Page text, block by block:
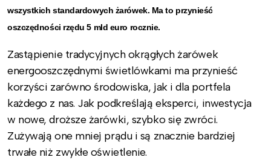
wszystkich standardowych żarówek. Ma to przynieść
oszczędności rzędu 5 mld euro rocznie.
Zastąpienie tradycyjnych okrągłych żarówek
energooszczędnymi świetlówkami ma przynieść
korzyści zarówno środowiska, jak i dla portfela
każdego z nas. Jak podkreślają eksperci, inwestycja
w nowe, droższe żarówki, szybko się zwróci.
Zużywają one mniej prądu i są znacznie bardziej
trwałe niż zwykłe oświetlenie.